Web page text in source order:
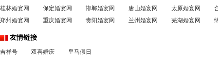
桂林婚宴网
保定婚宴网 邯郸婚宴网 唐山婚宴网 太原婚宴网
郑州婚宴网
重庆婚宴网 贵阳婚宴网 兰州婚宴网 芜湖婚宴网
友情链接
吉祥号 双喜婚庆 皇马假日